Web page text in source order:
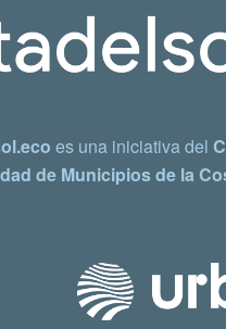
es una iniciativa del
de Municipios de la